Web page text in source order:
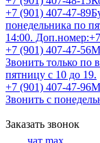
+7 (901) 407-47-89
понедельника по
14:00.
+7 (901) 407-47-56
Звонить только по
пятницу с 10 до 19.
+7 (901) 407-47-96
Звонить с
Заказать звонок
чат max